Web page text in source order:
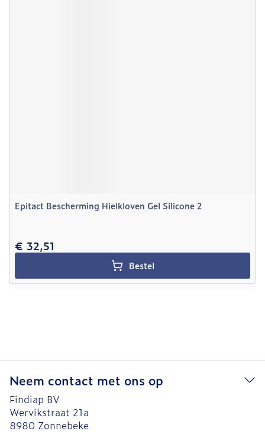
Epitact Bescherming Hielkloven Gel Silicone 2
€ 32,51
Bestel
Neem contact met ons op
Findiap BV
Wervikstraat 21a
8980 Zonnebeke